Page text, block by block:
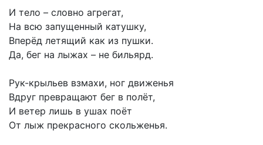
И тело – словно агрегат,
На всю запущенный катушку,
Вперёд летящий как из пушки.
Да, бег на лыжах – не бильярд.
Рук-крыльев взмахи, ног движенья
Вдруг превращают бег в полёт,
И ветер лишь в ушах поёт
От лыж прекрасного скольженья.